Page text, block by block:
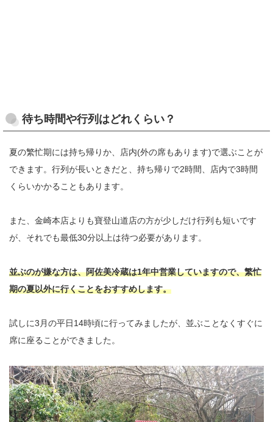
待ち時間や行列はどれくらい？
夏の繁忙期には持ち帰りか、店内(外の席もあります)で選ぶことが
できます。行列が長いときだと、持ち帰りで2時間、店内で3時間
くらいかかることもあります。
また、金崎本店よりも寶登山道店の方が少しだけ行列も短いです
が、それでも最低30分以上は待つ必要があります。
並ぶのが嫌な方は、阿佐美冷蔵は1年中営業していますので、繁忙
期の夏以外に行くことをおすすめします。
試しに3月の平日14時頃に行ってみましたが、並ぶことなくすぐに
席に座ることができました。